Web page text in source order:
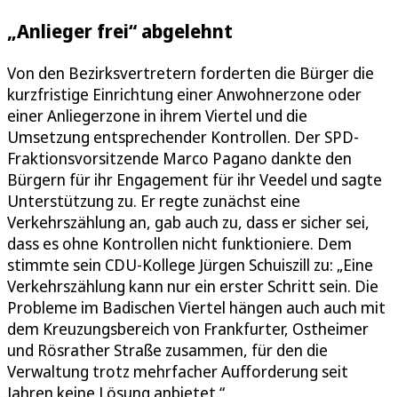
„Anlieger frei“ abgelehnt
Von den Bezirksvertretern forderten die Bürger die
kurzfristige Einrichtung einer Anwohnerzone oder
einer Anliegerzone in ihrem Viertel und die
Umsetzung entsprechender Kontrollen. Der SPD-
Fraktionsvorsitzende Marco Pagano dankte den
Bürgern für ihr Engagement für ihr Veedel und sagte
Unterstützung zu. Er regte zunächst eine
Verkehrszählung an, gab auch zu, dass er sicher sei,
dass es ohne Kontrollen nicht funktioniere. Dem
stimmte sein CDU-Kollege Jürgen Schuiszill zu: „Eine
Verkehrszählung kann nur ein erster Schritt sein. Die
Probleme im Badischen Viertel hängen auch auch mit
dem Kreuzungsbereich von Frankfurter, Ostheimer
und Rösrather Straße zusammen, für den die
Verwaltung trotz mehrfacher Aufforderung seit
Jahren keine Lösung anbietet.“